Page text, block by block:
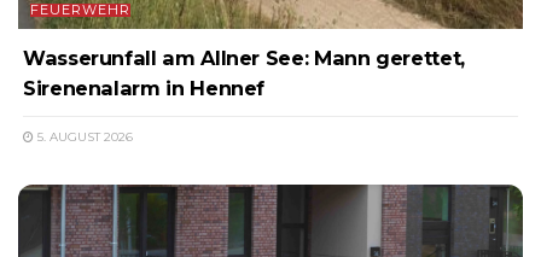
FEUERWEHR
Wasserunfall am Allner See: Mann gerettet,
Sirenenalarm in Hennef
5. AUGUST 2026